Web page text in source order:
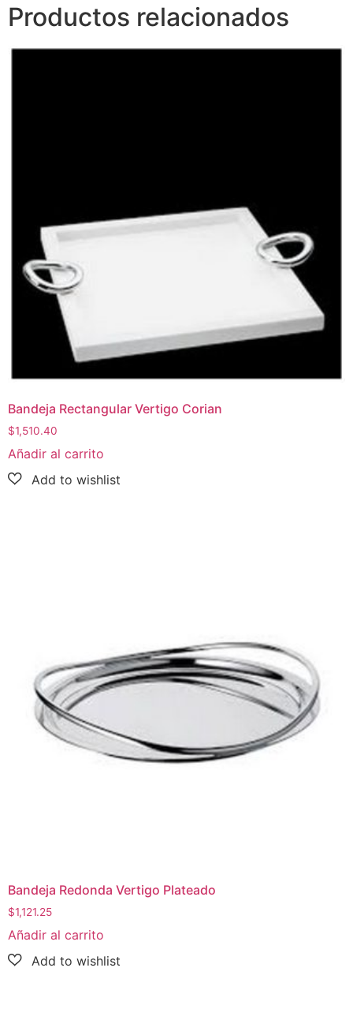
Productos relacionados
Bandeja Rectangular Vertigo Corian
$1,510.40
Añadir al carrito
Bandeja Redonda Vertigo Plateado
$1,121.25
Añadir al carrito